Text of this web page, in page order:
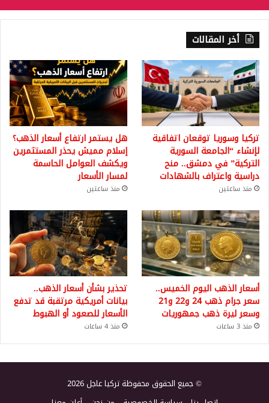
أخر المقالات
تركيا وسوريا توقعان اتفاقية
لإنشاء “الجامعة السورية
التركية” في دمشق.. منح
دراسية واعتراف بالشهادات
منذ ساعتين
هل يستمر ارتفاع أسعار الذهب؟
إسلام مميش يحذر المستثمرين
ويكشف العوامل الحاسمة
لمسار الأسعار
منذ ساعتين
أسعار الذهب اليوم الخميس..
سعر جرام ذهب 24 و22 و21
وسعر ليرة ذهب جمهوريات
منذ 3 ساعات
تحذير بشأن أسعار الذهب..
بيانات أمريكية مرتقبة قد تدفع
الأسعار للصعود أو الهبوط
منذ 4 ساعات
© جميع الحقوق محفوظة تركيا عاجل 2026